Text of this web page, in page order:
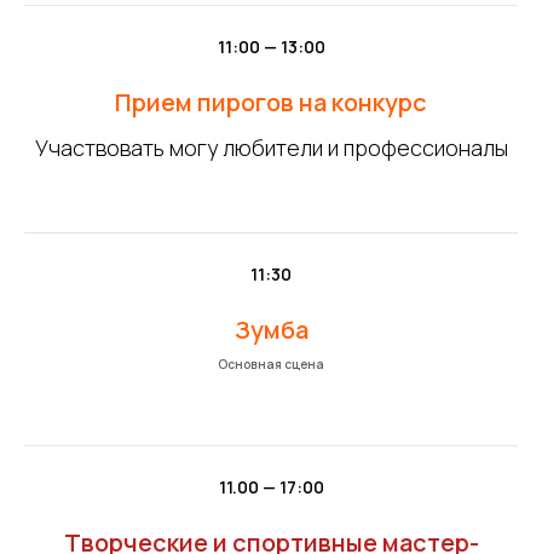
11:00 — 13:00
Прием пирогов на конкурс
Участвовать могу любители и профессионалы
11:30
Зумба
Основная сцена
11.00 — 17:00
Творческие и спортивные мастер-